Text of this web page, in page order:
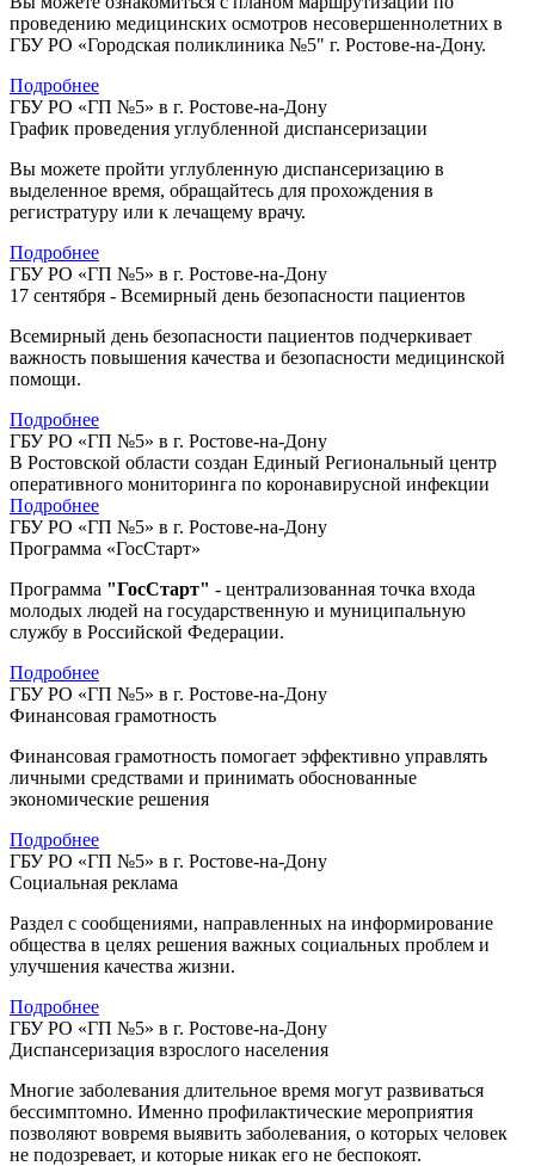
проведению медицинских осмотров несовершеннолетних в
ГБУ РО «Городская поликлиника №5" г. Ростове-на-Дону.
Подробнее
ГБУ РО «ГП №5» в г. Ростове-на-Дону
График проведения углубленной диспансеризации
Вы можете пройти углубленную диспансеризацию в
выделенное время, обращайтесь для прохождения в
регистратуру или к лечащему врачу.
Подробнее
ГБУ РО «ГП №5» в г. Ростове-на-Дону
17 сентября - Всемирный день безопасности пациентов
Всемирный день безопасности пациентов подчеркивает
важность повышения качества и безопасности медицинской
помощи.
Подробнее
ГБУ РО «ГП №5» в г. Ростове-на-Дону
В Ростовской области создан Единый Региональный центр
оперативного мониторинга по коронавирусной инфекции
Подробнее
ГБУ РО «ГП №5» в г. Ростове-на-Дону
Программа «ГосСтарт»
Программа "ГосСтарт" - централизованная точка входа
молодых людей на государственную и муниципальную
службу в Российской Федерации.
Подробнее
ГБУ РО «ГП №5» в г. Ростове-на-Дону
Финансовая грамотность
Финансовая грамотность помогает эффективно управлять
личными средствами и принимать обоснованные
экономические решения
Подробнее
ГБУ РО «ГП №5» в г. Ростове-на-Дону
Социальная реклама
Раздел с сообщениями, направленных на информирование
общества в целях решения важных социальных проблем и
улучшения качества жизни.
Подробнее
ГБУ РО «ГП №5» в г. Ростове-на-Дону
Диспансеризация взрослого населения
Многие заболевания длительное время могут развиваться
бессимптомно. Именно профилактические мероприятия
позволяют вовремя выявить заболевания, о которых человек
не подозревает, и которые никак его не беспокоят.